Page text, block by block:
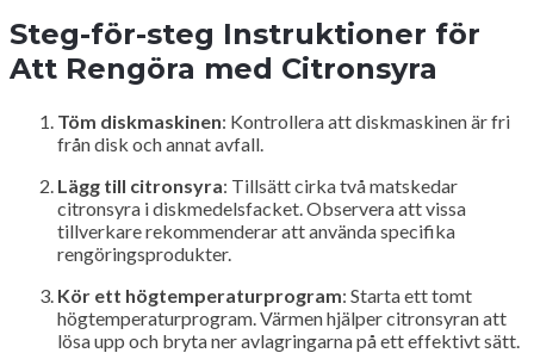
Steg-för-steg Instruktioner för
Att Rengöra med Citronsyra
Töm diskmaskinen: Kontrollera att diskmaskinen är fri
från disk och annat avfall.
Lägg till citronsyra: Tillsätt cirka två matskedar
citronsyra i diskmedelsfacket. Observera att vissa
tillverkare rekommenderar att använda specifika
rengöringsprodukter.
Kör ett högtemperaturprogram: Starta ett tomt
högtemperaturprogram. Värmen hjälper citronsyran att
lösa upp och bryta ner avlagringarna på ett effektivt sätt.